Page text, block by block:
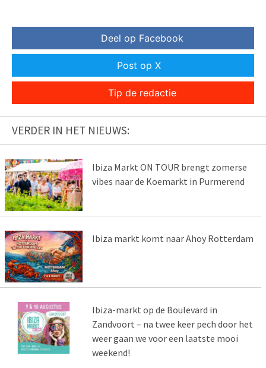
Deel op Facebook
Post op X
Tip de redactie
VERDER IN HET NIEUWS:
Ibiza Markt ON TOUR brengt zomerse
vibes naar de Koemarkt in Purmerend
Ibiza markt komt naar Ahoy Rotterdam
Ibiza-markt op de Boulevard in
Zandvoort – na twee keer pech door het
weer gaan we voor een laatste mooi
weekend!